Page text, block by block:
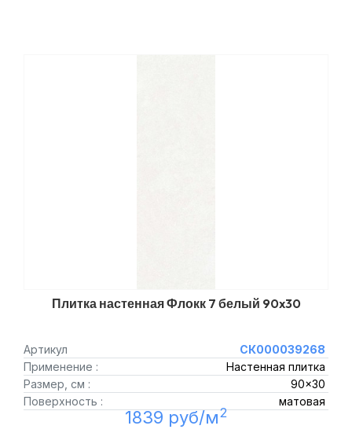
Плитка настенная Флокк 7 белый 90x30
Артикул
СК000039268
Применение :
Настенная плитка
Размер, см :
90x30
Поверхность :
матовая
1839 руб/м2